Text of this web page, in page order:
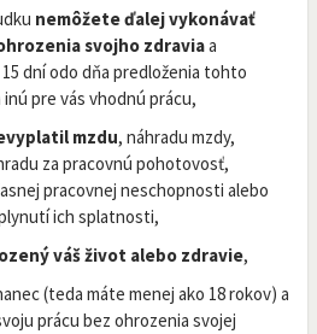
nemôžete ďalej vykonávať
svojho zdraviaa
dní odo dňa predloženia tohto
pre vás vhodnú prácu,
mzdu, náhradu mzdy,
za pracovnú pohotovosť,
pracovnej neschopnosti alebo
ich splatnosti,
váš život alebo zdravie,
(teda máte menej ako 18 rokov) a
prácu bez ohrozenia svojej